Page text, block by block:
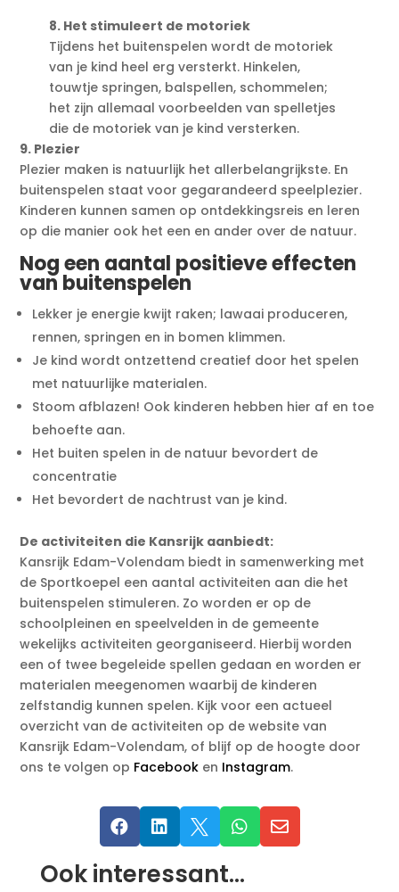
8. Het stimuleert de motoriek
Tijdens het buitenspelen wordt de motoriek
van je kind heel erg versterkt. Hinkelen,
touwtje springen, balspellen, schommelen;
het zijn allemaal voorbeelden van spelletjes
die de motoriek van je kind versterken.
9. Plezier
Plezier maken is natuurlijk het allerbelangrijkste. En
buitenspelen staat voor gegarandeerd speelplezier.
Kinderen kunnen samen op ontdekkingsreis en leren
op die manier ook het een en ander over de natuur.
Nog een aantal positieve effecten
van buitenspelen
Lekker je energie kwijt raken; lawaai produceren,
rennen, springen en in bomen klimmen.
Je kind wordt ontzettend creatief door het spelen
met natuurlijke materialen.
Stoom afblazen! Ook kinderen hebben hier af en toe
behoefte aan.
Het buiten spelen in de natuur bevordert de
concentratie
Het bevordert de nachtrust van je kind.
De activiteiten die Kansrijk aanbiedt:
Kansrijk Edam-Volendam biedt in samenwerking met
de Sportkoepel een aantal activiteiten aan die het
buitenspelen stimuleren. Zo worden er op de
schoolpleinen en speelvelden in de gemeente
wekelijks activiteiten georganiseerd. Hierbij worden
een of twee begeleide spellen gedaan en worden er
materialen meegenomen waarbij de kinderen
zelfstandig kunnen spelen. Kijk voor een actueel
overzicht van de activiteiten op de website van
Kansrijk Edam-Volendam, of blijf op de hoogte door
ons te volgen op Facebook en Instagram.
    
Ook interessant…